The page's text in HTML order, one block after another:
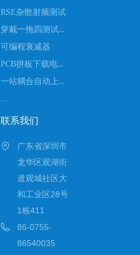
联系我们
广东省深圳市
龙华区观湖街
道观城社区大
和工业区28号
1栋411
86-0755-
86540035
RSE杂散射频测试
穿戴一拖四测试设备
可编程衰减器
PCB拼板下载电流扫码测试
一站耦合自动上下料测试
...